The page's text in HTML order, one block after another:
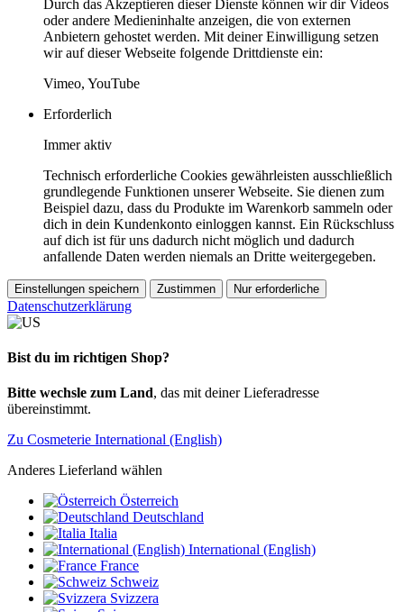
Durch das Akzeptieren dieser Dienste können wir dir Videos
oder andere Medieninhalte anzeigen, die von externen
Anbietern gehostet werden. Mit deiner Einwilligung setzen
wir auf dieser Webseite folgende Drittdienste ein:
Vimeo, YouTube
Erforderlich
Immer aktiv
Technisch erforderliche Cookies gewährleisten ausschließlich
grundlegende Funktionen unserer Webseite. Sie dienen zum
Beispiel dazu, dass du Produkte im Warenkorb sammeln oder
dich in dein Kundenkonto einloggen kannst. Ein Rückschluss
auf dich ist für uns dadurch nicht möglich und dadurch
anfallende Daten werden niemals an Dritte weitergegeben.
Einstellungen speichern Zustimmen Nur erforderliche
Datenschutzerklärung
Bist du im richtigen Shop?
Bitte wechsle zum Land, das mit deiner Lieferadresse
übereinstimmt.
Zu Cosmeterie International (English)
Anderes Lieferland wählen
Österreich
Deutschland
Italia
International (English)
France
Schweiz
Svizzera